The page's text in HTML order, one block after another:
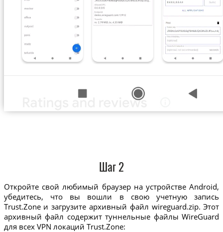
Шаг 2
Откройте свой любимый браузер на устройстве Android,
убедитесь, что вы вошли в свою учетную запись
Trust.Zone и загрузите архивный файл wireguard.zip. Этот
архивный файл содержит туннельные файлы WireGuard
для всех VPN локаций Trust.Zone: